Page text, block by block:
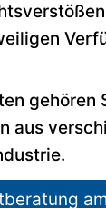
gehören
aus